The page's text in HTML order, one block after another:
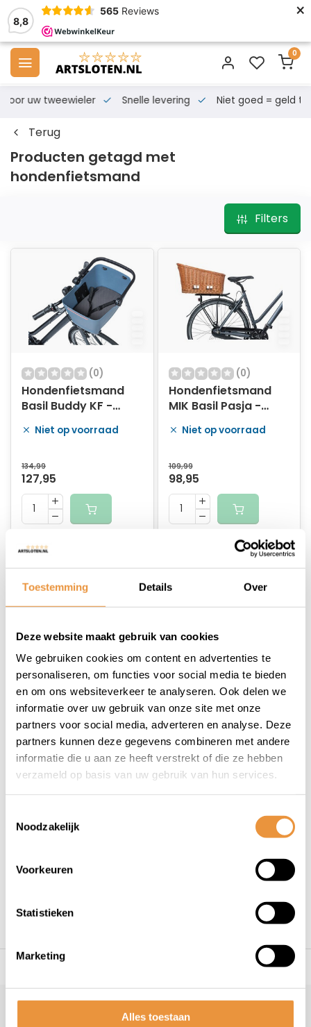
Toestemming Details Over
Deze website maakt gebruik van cookies
We gebruiken cookies om content en advertenties te
personaliseren, om functies voor social media te bieden
en om ons websiteverkeer te analyseren. Ook delen we
informatie over uw gebruik van onze site met onze
partners voor social media, adverteren en analyse. Deze
partners kunnen deze gegevens combineren met andere
informatie die u aan ze heeft verstrekt of die ze hebben
verzameld op basis van uw gebruik van hun services.
Noodzakelijk
Voorkeuren
Statistieken
Marketing
Alles toestaan
8,8
565 Reviews ×
0
voor uw tweewieler Snelle levering Niet goed = geld
Terug
Producten getagd met
hondenfietsmand
Filters
(0)
Hondenfietsmand
Basil Buddy KF -
voorop - 45 x 32 x 22
cm - faded denim
Niet op voorraad
134,99
127,95
(0)
Hondenfietsmand
MIK Basil Pasja -
large - achtermand
- natural
Niet op voorraad
109,99
98,95
(0)
Hondenfietsmand
MIK Basil Pasja M -
achter - 30 liter 45 x
34 x 33 cm - natural
Niet op voorraad
99,99
Niet goed = geld